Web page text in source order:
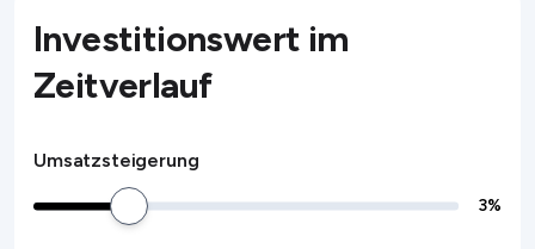
Investitionswert im
Zeitverlauf
Umsatzsteigerung
3%